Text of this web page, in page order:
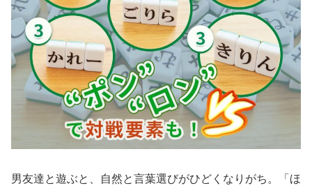
男友達と遊ぶと、自然と言葉選びがひどくなりがち。「ほ